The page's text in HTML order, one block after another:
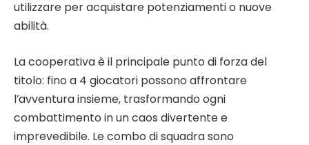
utilizzare per acquistare potenziamenti o nuove
abilità.
La cooperativa è il principale punto di forza del
titolo: fino a 4 giocatori possono affrontare
l’avventura insieme, trasformando ogni
combattimento in un caos divertente e
imprevedibile. Le combo di squadra sono